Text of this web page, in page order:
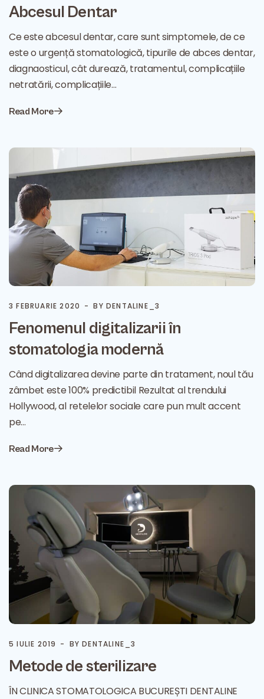
Abcesul Dentar
Ce este abcesul dentar, care sunt simptomele, de ce
este o urgență stomatologică, tipurile de abces dentar,
diagnaosticul, cât durează, tratamentul, complicațiile
netratării, complicațiile…
Read More
3 FEBRUARIE 2020 BY DENTALINE_3
Fenomenul digitalizarii în
stomatologia modernă
Când digitalizarea devine parte din tratament, noul tău
zâmbet este 100% predictibil Rezultat al trendului
Hollywood, al retelelor sociale care pun mult accent
pe…
Read More
5 IULIE 2019 BY DENTALINE_3
Metode de sterilizare
ÎN CLINICA STOMATOLOGICA BUCUREȘTI DENTALINE